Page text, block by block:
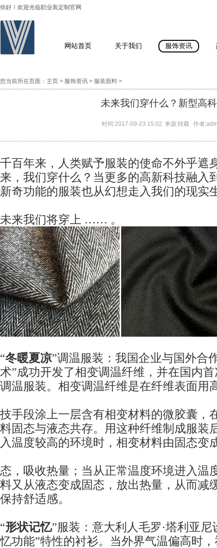
你好！欢迎光临职业装定制官网
网站首页 关于我们 服饰资讯
您当前所在页面： 主页 > 服饰资讯 > 服装面料 >
未来我们穿什么？新型高
时间:2017-09-23 15:02 来源:转载 作者:
千百年来，人类赋予服装的使命不外乎遮
来，我们穿什么？当更多的高新科技融入
新奇功能的服装也从幻想走入我们的现实
未来我们将穿上 …… 。
“冬暖夏凉”调温服装：我国企业与国外合
术”成功开发了相变调温纤维，并在国内
调温服装。相变调温纤维是在纤维表面用
技手段涂上一层含有相变材料的微胶囊，
料固态与液态共存。用这种纤维制成服装
入温度较高的环境时，相变材料由固态变
态，吸收热量；当从正常温度环境进入温
料又从液态变成固态，放出热量，从而减
保持舒适感。
“形状记忆”服装：意大利人毛罗·塔利亚
忆功能”特性的衬衫。当外界气温偏高时